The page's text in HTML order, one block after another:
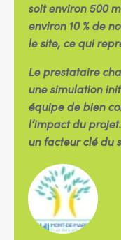
soit environ 500
environ 10 % de
le site, ce qui
Le prestataire
une simulation
équipe de bien
l’impact du
un facteur clé du